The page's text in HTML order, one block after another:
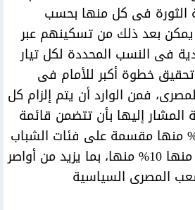
الثورة فى كل منها بحسب
يمكن بعد ذلك من تسكينهم عبر
فى النسب المحددة لكل تيار
خطوة أكبر للأمام فى
فمن الوارد أن يتم إلزام كل
المشار إليها بأن تتضمن قائمة
المقترحة 30% منها مقسمة على فئات الشباب
والمرأة والأقباط لكل منها 10% منها، بما يزيد من أواصر
المصرى السياسية